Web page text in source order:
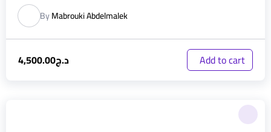
ByMabrouki Abdelmalek
د.ج4,500.00 Add to cart